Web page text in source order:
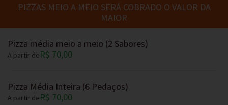
PIZZAS MEIO A MEIO SERÁ COBRADO O VALOR DA
MAIOR
Pizza média meio a meio (2 Sabores)
A partir deR$ 70,00
Pizza Média Inteira (6 Pedaços)
A partir deR$ 70,00